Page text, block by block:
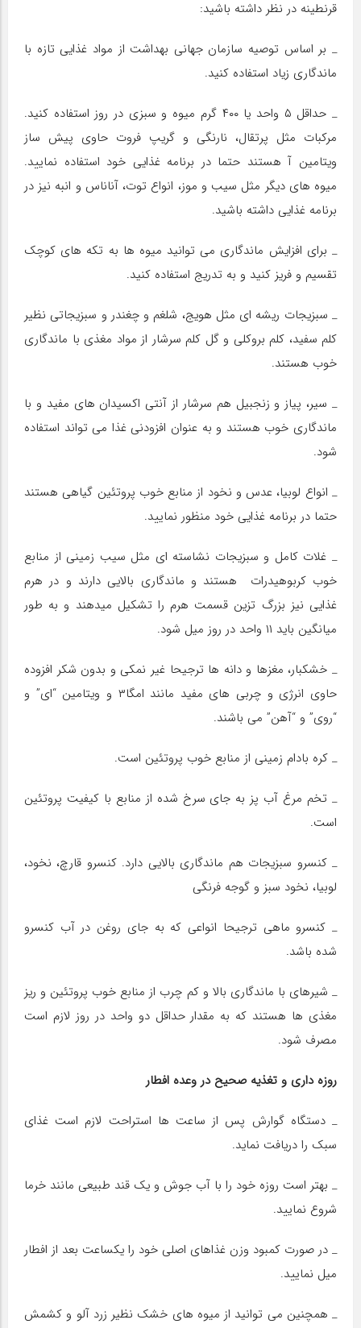
قرنطینه در نظر داشته باشید:
_ بر اساس توصیه سازمان جهانی بهداشت از مواد غذایی تازه با
ماندگاری زیاد استفاده کنید.
_ حداقل ۵ واحد یا ۴۰۰ گرم میوه و سبزی در روز استفاده کنید.
مرکبات مثل پرتقال، نارنگی و گریپ فروت حاوی پیش ساز
ویتامین آ هستند حتما در برنامه غذایی خود استفاده نمایید.
میوه های دیگر مثل سیب و موز، انواع توت، آناناس و انبه نیز در
برنامه غذایی داشته باشید.
_ برای افزایش ماندگاری می توانید میوه ها به تکه های کوچک
تقسیم و فریز کنید و به تدریج استفاده کنید.
_ سبزیجات ریشه ای مثل هویج، شلغم و چغندر و سبزیجاتی نظیر
کلم سفید، کلم بروکلی و گل کلم سرشار از مواد مغذی با ماندگاری
خوب هستند.
_ سیر، پیاز و زنجبیل هم سرشار از آنتی اکسیدان های مفید و با
ماندگاری خوب هستند و به عنوان افزودنی غذا می تواند استفاده
شود.
_ انواع لوبیا، عدس و نخود از منابع خوب پروتئین گیاهی هستند
حتما در برنامه غذایی خود منظور نمایید.
_ غلات کامل و سبزیجات نشاسته ای مثل سیب زمینی از منابع
خوب کربوهیدرات هستند و ماندگاری بالایی دارند و در هرم
غذایی نیز بزرگ تزین قسمت هرم را تشکیل میدهند و به طور
میانگین باید ۱۱ واحد در روز میل شود.
_ خشکبار، مغزها و دانه ها ترجیحا غیر نمکی و بدون شکر افزوده
حاوی انرژی و چربی های مفید مانند امگا۳ و ویتامین “ای” و
“روی” و “آهن” می باشند.
_ کره بادام زمینی از منابع خوب پروتئین است.
_ تخم مرغ آب پز به جای سرخ شده از منابع با کیفیت پروتئین
است.
_ کنسرو سبزیجات هم ماندگاری بالایی دارد. کنسرو قارچ، نخود،
لوبیا، نخود سبز و گوجه فرنگی
_ کنسرو ماهی ترجیحا انواعی که به جای روغن در آب کنسرو
شده باشد.
_ شیرهای با ماندگاری بالا و کم چرب از منابع خوب پروتئین و ریز
مغذی ها هستند که به مقدار حداقل دو واحد در روز لازم است
مصرف شود.
روزه داری و تغذیه صحیح در وعده افطار
_ دستگاه گوارش پس از ساعت ها استراحت لازم است غذای
سبک را دریافت نماید.
_ بهتر است روزه خود را با آب جوش و یک قند طبیعی مانند خرما
شروع نمایید.
_ در صورت کمبود وزن غذاهای اصلی خود را یکساعت بعد از افطار
میل نمایید.
_ همچنین می توانید از میوه های خشک نظیر زرد آلو و کشمش